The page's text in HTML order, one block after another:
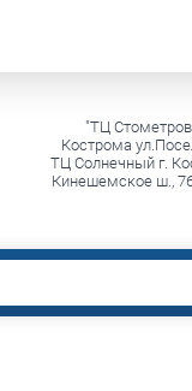
"ТЦ
Кострома
ТЦ Солнечный г.
Кинешемское ш.,